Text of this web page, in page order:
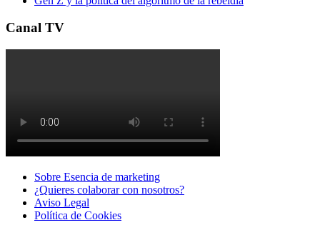
Canal TV
Sobre Esencia de marketing
¿Quieres colaborar con nosotros?
Aviso Legal
Polí­tica de Cookies